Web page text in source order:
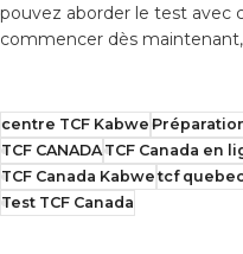
pouvez aborder le test avec
commencer dès
centre TCF Kabwe
TCF CANADATCF Canada en
TCF Canada Kabwe tcf
Test TCF Canada